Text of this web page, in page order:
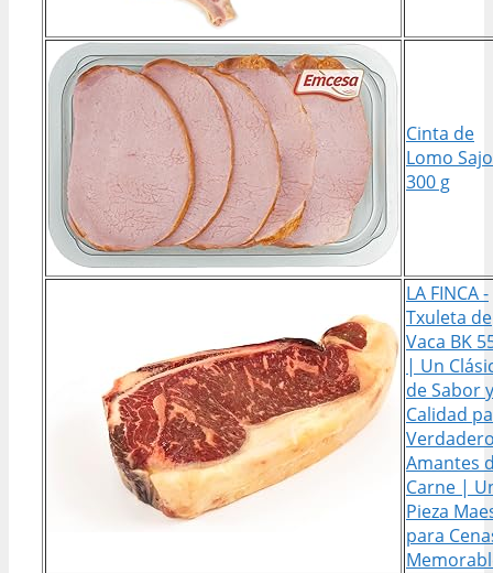
Cinta de
Lomo
300 g
LA FINCA -
Txuleta de
Vaca BK
| Un
de Sabor y
Calidad
Amantes
Carne |
Pieza
para